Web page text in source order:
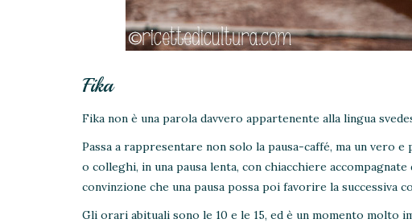
Fika
Fika non è una parola davvero appartenente alla lingua
Passa a rappresentare non solo la pausa-caffé, ma un vero
o colleghi, in una pausa lenta, con chiacchiere
convinzione che una pausa possa poi favorire la successiva
Gli orari abituali sono le 10 e le 15, ed è un momento